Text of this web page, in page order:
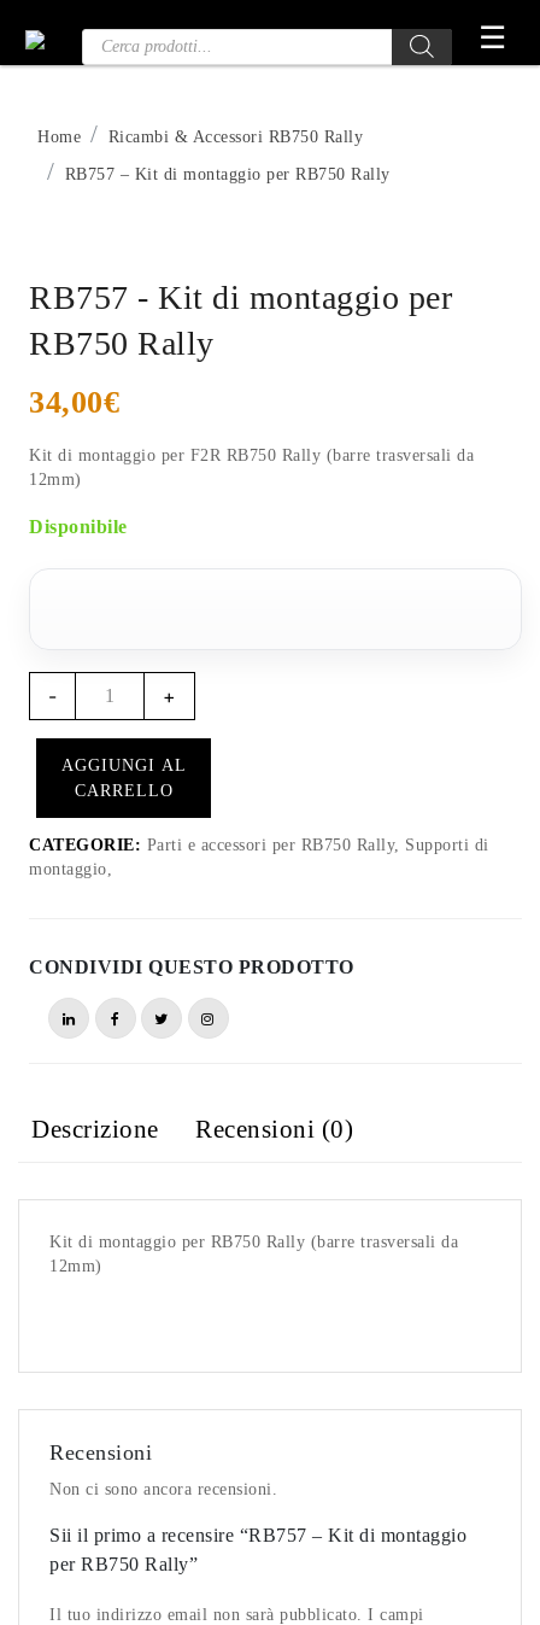
contenuto
Ricerca
prodotti
☰
Home Ricambi & Accessori RB750 Rally
RB757 – Kit di montaggio per RB750 Rally
RB757 - Kit di montaggio per
RB750 Rally
34,00€
Kit di montaggio per F2R RB750 Rally (barre trasversali da
12mm)
Disponibile
-
di
montaggio
RB757
+
AGGIUNGI AL
CARRELLO
CATEGORIE: Parti e accessori per RB750 Rally, Supporti di
montaggio,
CONDIVIDI QUESTO PRODOTTO
Descrizione Recensioni (0)
Kit di montaggio per RB750 Rally (barre trasversali da
12mm)
Recensioni
Non ci sono ancora recensioni.
Sii il primo a recensire “RB757 – Kit di montaggio
per RB750 Rally”
Il tuo indirizzo email non sarà pubblicato. I campi